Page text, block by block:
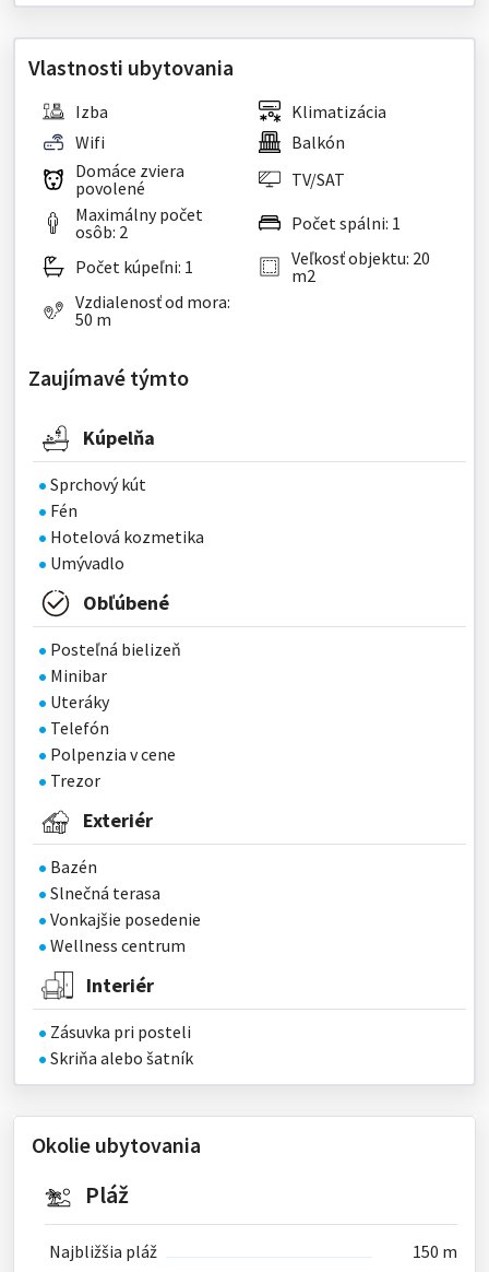
Vlastnosti ubytovania
Izba
Klimatizácia
Wifi
Balkón
Domáce zviera
povolené
TV/SAT
Maximálny počet
osôb: 2
Počet spálni: 1
Počet kúpeľni: 1
Veľkosť objektu: 20
m2
Vzdialenosť od mora:
50 m
Zaujímavé týmto
Kúpelňa
Sprchový kút
Fén
Hotelová kozmetika
Umývadlo
Obľúbené
Posteľná bielizeň
Minibar
Uteráky
Telefón
Polpenzia v cene
Trezor
Exteriér
Bazén
Slnečná terasa
Vonkajšie posedenie
Wellness centrum
Interiér
Zásuvka pri posteli
Skriňa alebo šatník
Okolie ubytovania
Pláž
Najbližšia pláž
150 m